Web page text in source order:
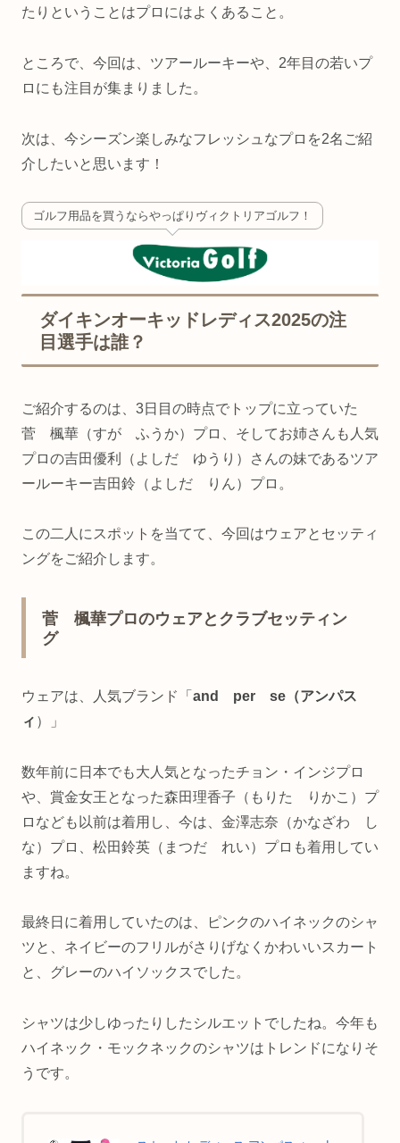
たりということはプロにはよくあること。
ところで、今回は、ツアールーキーや、2年目の若いプ
ロにも注目が集まりました。
次は、今シーズン楽しみなフレッシュなプロを2名ご紹
介したいと思います！
ゴルフ用品を買うならやっぱりヴィクトリアゴルフ！
ダイキンオーキッドレディス2025の注
目選手は誰？
ご紹介するのは、3日目の時点でトップに立っていた
菅 楓華（すが ふうか）プロ、そしてお姉さんも人気
プロの吉田優利（よしだ ゆうり）さんの妹であるツア
ールーキー吉田鈴（よしだ りん）プロ。
この二人にスポットを当てて、今回はウェアとセッティ
ングをご紹介します。
菅 楓華プロのウェアとクラブセッティン
グ
ウェアは、人気ブランド「 and per se（アンパス
ィ ）」
数年前に日本でも大人気となったチョン・インジプロ
や、賞金女王となった森田理香子（もりた りかこ）プ
ロなども以前は着用し、今は、金澤志奈（かなざわ し
な）プロ、松田鈴英（まつだ れい）プロも着用してい
ますね。
最終日に着用していたのは、ピンクのハイネックのシャ
ツと、ネイビーのフリルがさりげなくかわいいスカート
と、グレーのハイソックスでした。
シャツは少しゆったりしたシルエットでしたね。今年も
ハイネック・モックネックのシャツはトレンドになりそ
うです。